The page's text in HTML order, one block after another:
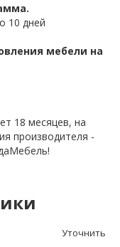
10 дней
мебели на
18 месяцев, на
производителя -
Уточнить